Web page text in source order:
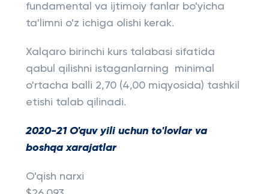
fundamental va ijtimoiy fanlar bo'yicha
ta'limni o'z ichiga olishi kerak.
Xalqaro birinchi kurs talabasi sifatida
qabul qilishni istaganlarning minimal
o'rtacha balli 2,70 (4,00 miqyosida) tashkil
etishi talab qilinadi.
2020-21 O'quv yili uchun to'lovlar va
boshqa xarajatlar
O'qish narxi